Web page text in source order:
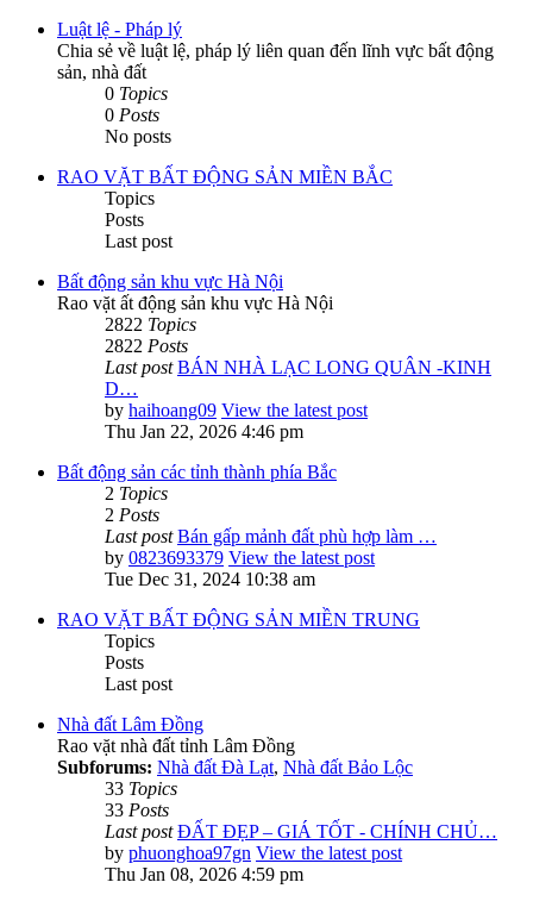
Luật lệ - Pháp lý
Chia sẻ về luật lệ, pháp lý liên quan đến lĩnh vực bất động
sản, nhà đất
0 Topics
0 Posts
No posts
RAO VẶT BẤT ĐỘNG SẢN MIỀN BẮC
Topics
Posts
Last post
Bất động sản khu vực Hà Nội
Rao vặt ất động sản khu vực Hà Nội
2822 Topics
2822 Posts
Last post BÁN NHÀ LẠC LONG QUÂN -KINH
D…
by haihoang09 View the latest post
Thu Jan 22, 2026 4:46 pm
Bất động sản các tỉnh thành phía Bắc
2 Topics
2 Posts
Last post Bán gấp mảnh đất phù hợp làm …
by 0823693379 View the latest post
Tue Dec 31, 2024 10:38 am
RAO VẶT BẤT ĐỘNG SẢN MIỀN TRUNG
Topics
Posts
Last post
Nhà đất Lâm Đồng
Rao vặt nhà đất tỉnh Lâm Đồng
Subforums: Nhà đất Đà Lạt, Nhà đất Bảo Lộc
33 Topics
33 Posts
Last post ĐẤT ĐẸP – GIÁ TỐT - CHÍNH CHỦ…
by phuonghoa97gn View the latest post
Thu Jan 08, 2026 4:59 pm